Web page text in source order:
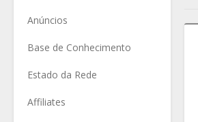
Anúncios
Base de Conhecimento
Estado da Rede
Affiliates